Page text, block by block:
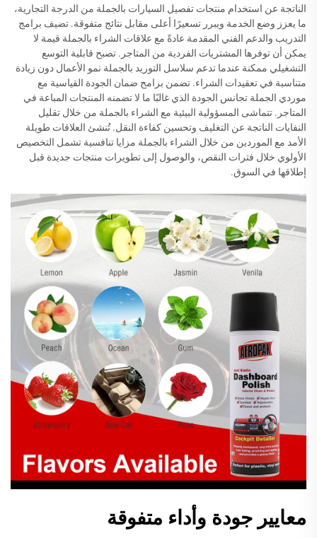
الناتجة عن استخدام منتجات تفصيل السيارات بالجملة من الدرجة التجارية،
ما يعزز وضع الخدمة ويبرر تسعيرًا أعلى مقابل نتائج متفوقة. تضيف برامج
التدريب والدعم الفني المقدمة عادةً مع علاقات الشراء بالجملة قيمة لا
يمكن أن توفرها المشتريات الفردية من المتاجر. تصبح قابلية التوسع
التشغيلي ممكنة عندما تدعم سلاسل التوريد بالجملة نمو الأعمال دون زيادة
متناسبة في تعقيدات الشراء. تضمن برامج ضمان الجودة القياسية مع
موردي الجملة تجانس الجودة الذي غالبًا ما لا تضمنه المنتجات المباعة في
المتاجر. تتماشى المسؤولية البيئية مع الشراء بالجملة من خلال تقليل
النفايات الناتجة عن التغليف وتحسين كفاءة النقل. تُنشئ العلاقات طويلة
الأمد مع الموردين من خلال الشراء بالجملة مزايا تنافسية تشمل التخصيص
الأولوي خلال فترات النقص، والوصول إلى تطويرات منتجات جديدة قبل
إطلاقها في السوق.
معايير جودة وأداء متفوقة